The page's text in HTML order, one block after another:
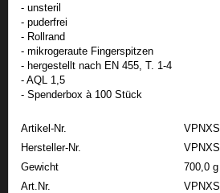
- unsteril
- puderfrei
- Rollrand
- mikrogeraute Fingerspitzen
- hergestellt nach EN 455, T. 1-4
- AQL 1,5
- Spenderbox à 100 Stück
Artikel-Nr.
VPNXS
Hersteller-Nr.
VPNXS
Gewicht
700,0 g
Art.Nr.
VPNXS